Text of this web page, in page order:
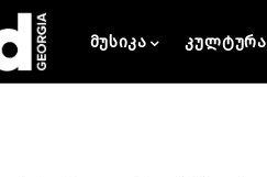
მუსიკა კულტურა